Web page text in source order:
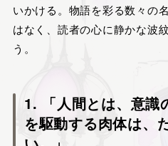
いかける。物語を彩る数々の
はなく、読者の心に静かな波
う。
1. 「人間とは、意識
を駆動する肉体は、